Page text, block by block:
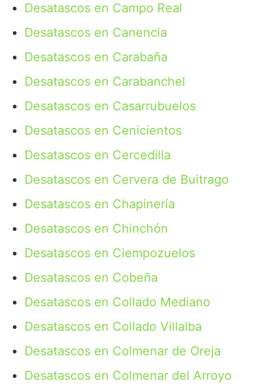
Desatascos en Campo Real
Desatascos en Canencia
Desatascos en Carabaña
Desatascos en Carabanchel
Desatascos en Casarrubuelos
Desatascos en Cenicientos
Desatascos en Cercedilla
Desatascos en Cervera de Buitrago
Desatascos en Chapinería
Desatascos en Chinchón
Desatascos en Ciempozuelos
Desatascos en Cobeña
Desatascos en Collado Mediano
Desatascos en Collado Villalba
Desatascos en Colmenar de Oreja
Desatascos en Colmenar del Arroyo